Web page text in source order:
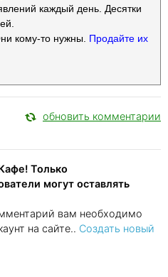
каждый день. Десятки
кому-то нужны. Продайте их
обновить комментарии
Только
могут оставлять
вам необходимо
на сайте.. Создать новый